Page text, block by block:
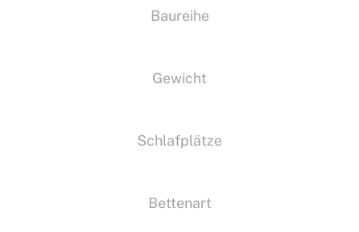
Baureihe
Gewicht
Schlafplätze
Bettenart